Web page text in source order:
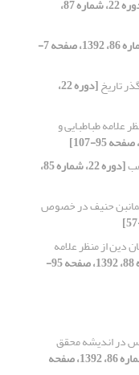
[دوره 22، شماره 87،
[دوره 22، شماره 86، 1392، صفحه 7-
تاریخ [دوره 22،
علامه طباطبایی و
[دوره 22، شماره 85،
حنیف در خصوص
دین از منظر علامه
[دوره 22، شماره 88، 1392، صفحه 95-
در اندیشه محقق
[دوره 22، شماره 86، 1392، صفحه